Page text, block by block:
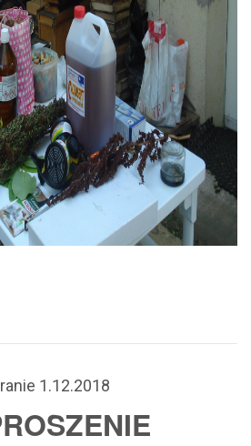
1.12.2018